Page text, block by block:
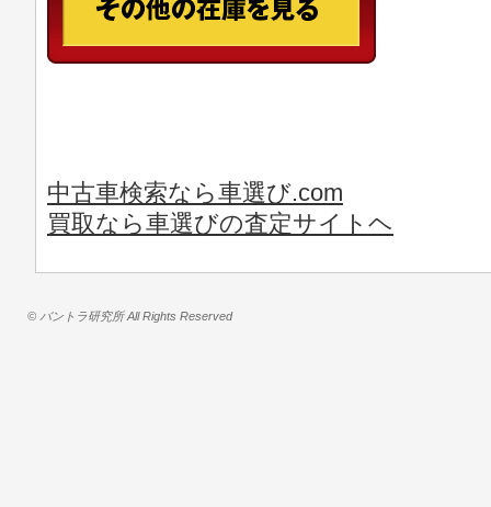
中古車検索なら車選び.com
買取なら車選びの査定サイトヘ
© バントラ研究所 All Rights Reserved